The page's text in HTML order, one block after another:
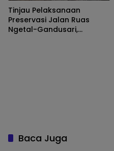
Tinjau Pelaksanaan
Preservasi Jalan Ruas
Ngetal-Gandusari,
Baca Juga